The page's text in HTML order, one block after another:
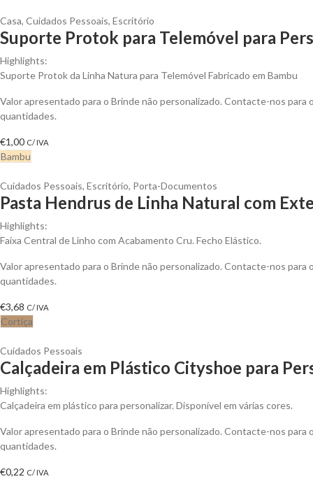
Casa, Cuidados Pessoais, Escritório
Suporte Protok para Telemóvel para
Highlights:
Suporte Protok da Linha Natura para Telemóvel Fabricado em Bambu
Valor apresentado para o Brinde não personalizado. Contacte-nos
quantidades.
€1,00 C/ IVA
Bambu
Cuidados Pessoais, Escritório, Porta-Documentos
Pasta Hendrus de Linha Natural com
Highlights:
Faixa Central de Linho com Acabamento Cru. Fecho Elástico.
Valor apresentado para o Brinde não personalizado. Contacte-nos
quantidades.
€3,68 C/ IVA
Cortiça
Cuidados Pessoais
Calçadeira em Plástico Cityshoe para
Highlights:
Calçadeira em plástico para personalizar. Disponível em várias cores.
Valor apresentado para o Brinde não personalizado. Contacte-nos
quantidades.
€0,22 C/ IVA